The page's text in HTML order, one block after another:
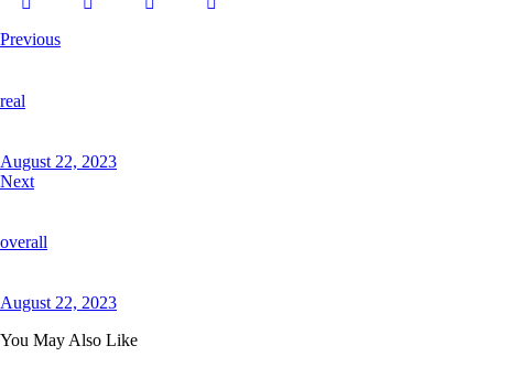
Previous
real
August 22, 2023
Next
overall
August 22, 2023
You May Also Like